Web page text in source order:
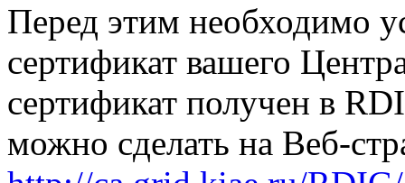
Перед этим необходимо
сертификат вашего
сертификат получен в
можно сделать на Веб-